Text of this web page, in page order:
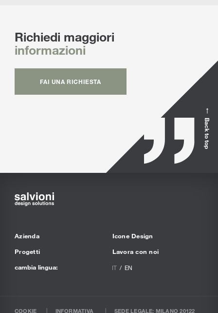
Richiedi maggiori
informazioni
FAI UNA RICHIESTA
Back to top
Azienda
Progetti
Icone Design
Lavora con noi
cambia lingua:
IT EN
COOKIE INFORMATIVA SEDE LEGALE: MILANO 20122